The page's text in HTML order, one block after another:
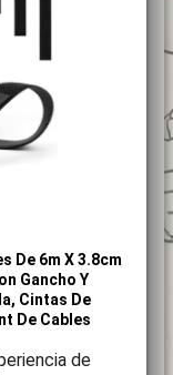
De 6m X 3.8cm
Gancho Y
Cintas De
De Cables
de